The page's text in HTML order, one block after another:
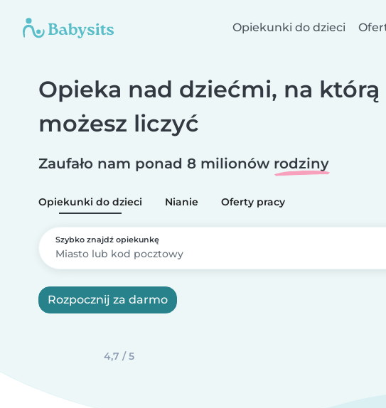
Opiekunki do dzieci
Opieka nad dziećmi, na którą
możesz liczyć
Zaufało nam ponad 8 milionów rodziny
Opiekunki do dzieci Nianie Oferty pracy
Szybko znajdź opiekunkę
Rozpocznij za darmo
4,7 / 5